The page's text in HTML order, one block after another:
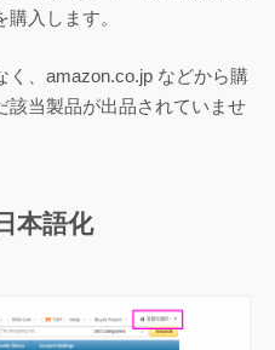
入します。
く、amazon.co.jp などから購
該当製品が出品されていませ
本語化